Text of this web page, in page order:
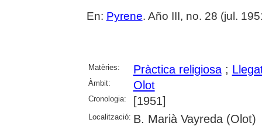
En: Pyrene. Año III, no. 28 (jul.
Matèries: Pràctica religiosa;
Àmbit: Olot
Cronologia: [1951]
Localització: B. Marià Vayreda (Olot)